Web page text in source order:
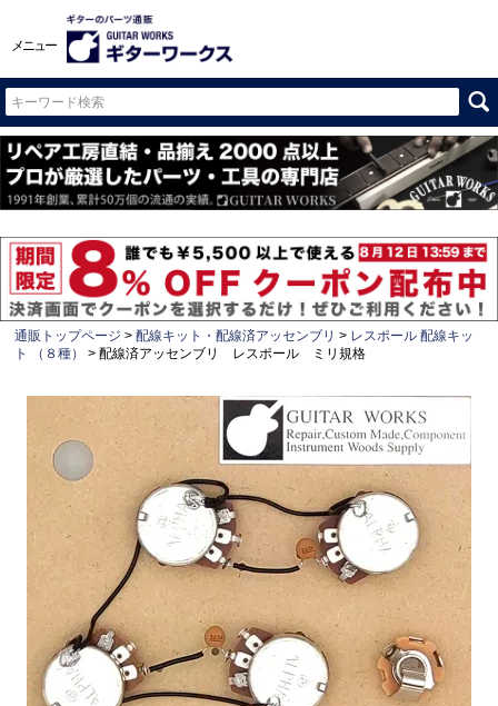
メニュー
通販トップページ 配線キット・配線済アッセンブリ
レスポール 配線キッ
ト （８種）
配線済アッセンブリ レスポール ミリ規格